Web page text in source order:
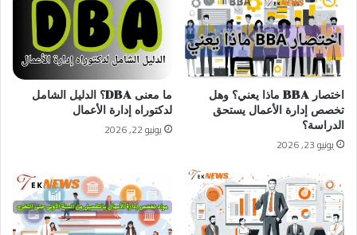
اختصار BBA ماذا يعني؟ وهل
تخصص إدارة الأعمال يستحق
الدراسة؟
يونيو 23, 2026
ما معنى DBA؟ الدليل الشامل
لدكتوراه إدارة الأعمال
يونيو 22, 2026